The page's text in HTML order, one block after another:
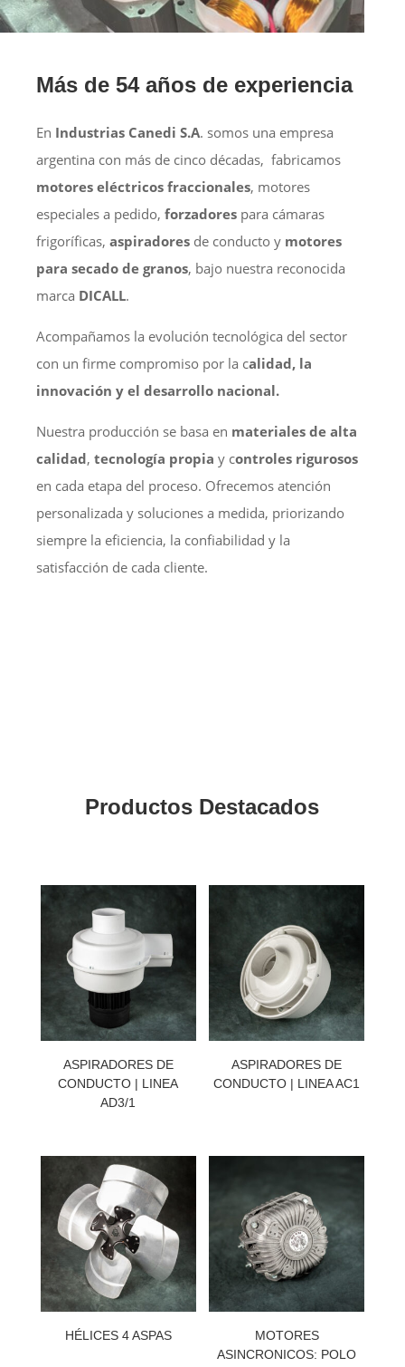
Más de 54 años de experiencia
En Industrias Canedi S.A. somos una empresa
argentina con más de cinco décadas, fabricamos
motores eléctricos fraccionales, motores
especiales a pedido,forzadores para cámaras
frigoríficas,aspiradores de conducto y motores
para secado de granos, bajo nuestra reconocida
marca DICALL.
Acompañamos la evolución tecnológica del sector
con un firme compromiso por la calidad, la
innovación y el desarrollo nacional.
Nuestra producción se basa en materiales de alta
calidad,tecnología propia y controles rigurosos
en cada etapa del proceso. Ofrecemos atención
personalizada y soluciones a medida, priorizando
siempre la eficiencia, la confiabilidad y la
satisfacción de cada cliente.
Productos Destacados
ASPIRADORES DE
CONDUCTO | LINEA
AD3/1
ASPIRADORES DE
CONDUCTO | LINEA AC1
HÉLICES 4 ASPAS
MOTORES
ASINCRONICOS: POLO